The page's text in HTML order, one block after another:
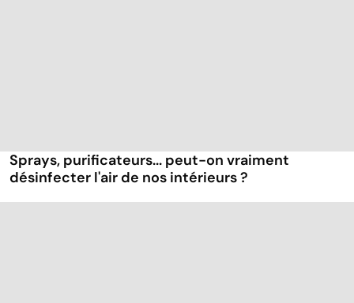
Sprays, purificateurs... peut-on vraiment
désinfecter l'air de nos intérieurs ?